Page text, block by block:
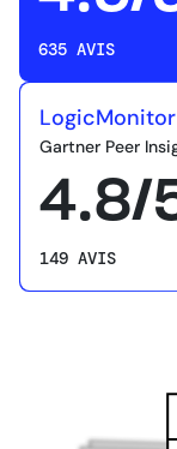
635 AVIS
LogicMonitor
Gartner Peer
4.8/
149 AVIS